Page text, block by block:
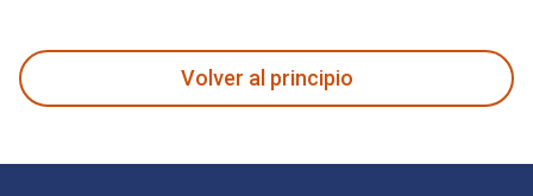
Volver al principio